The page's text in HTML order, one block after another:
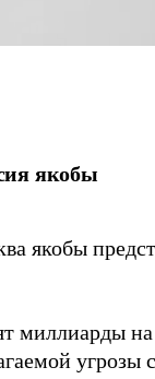
якобы
якобы
миллиарды на
угрозы